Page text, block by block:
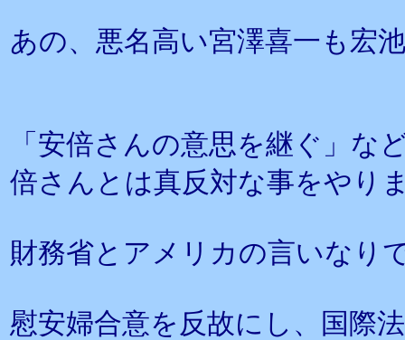
あの、悪名高い宮澤喜一も宏
「安倍さんの意思を継ぐ」な
倍さんとは真反対な事をやり
財務省とアメリカの言いなり
慰安婦合意を反故にし、国際